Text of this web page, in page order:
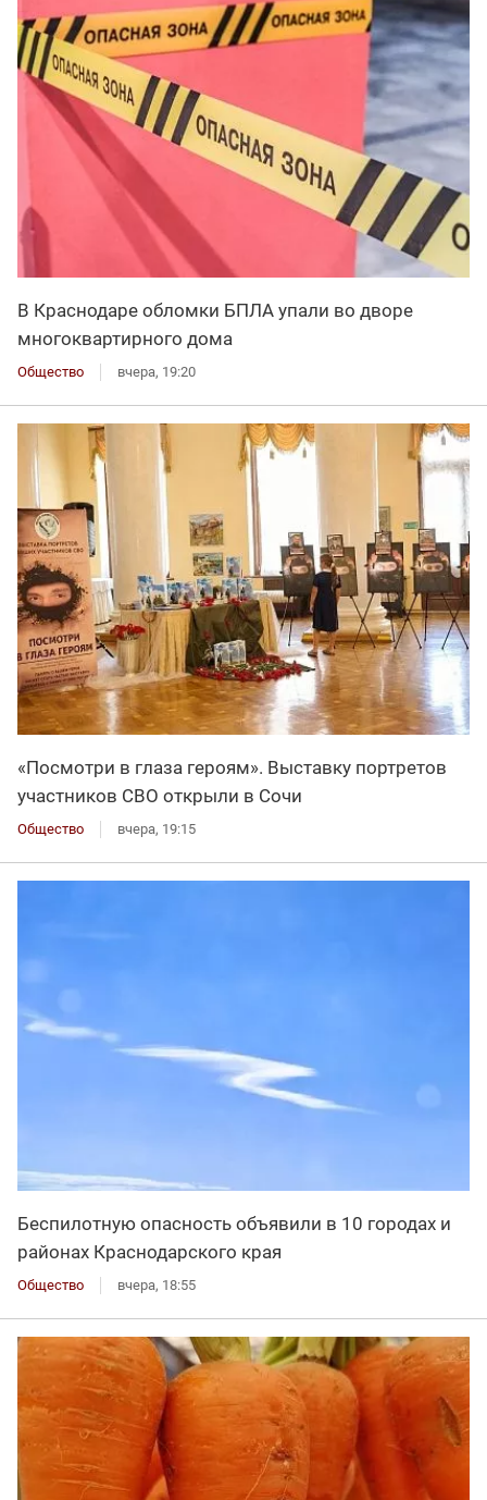
В Краснодаре обломки БПЛА упали во дворе
многоквартирного дома
Общество вчера, 19:20
«Посмотри в глаза героям». Выставку портретов
участников СВО открыли в Сочи
Общество вчера, 19:15
Беспилотную опасность объявили в 10 городах и
районах Краснодарского края
Общество вчера, 18:55